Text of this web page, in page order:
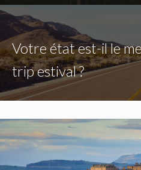
Votre état est-il le
trip estival ?